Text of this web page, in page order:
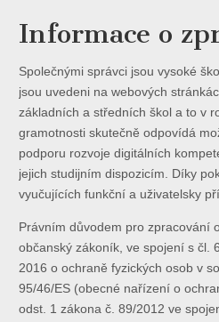
Informace o
Společnými správci jsou vysoké
jsou uvedeni na webových
základních a středních škol a to v
gramotnosti skutečně odpovídá
podporu rozvoje digitálních
jejich studijním dispozicím. Díky
vyučujících funkční a uživatelsky
Právním důvodem pro zpracování
občanský zákoník, ve spojení s čl.
2016 o ochraně fyzických osob v
95/46/ES (obecné nařízení o
odst. 1 zákona č. 89/2012 ve